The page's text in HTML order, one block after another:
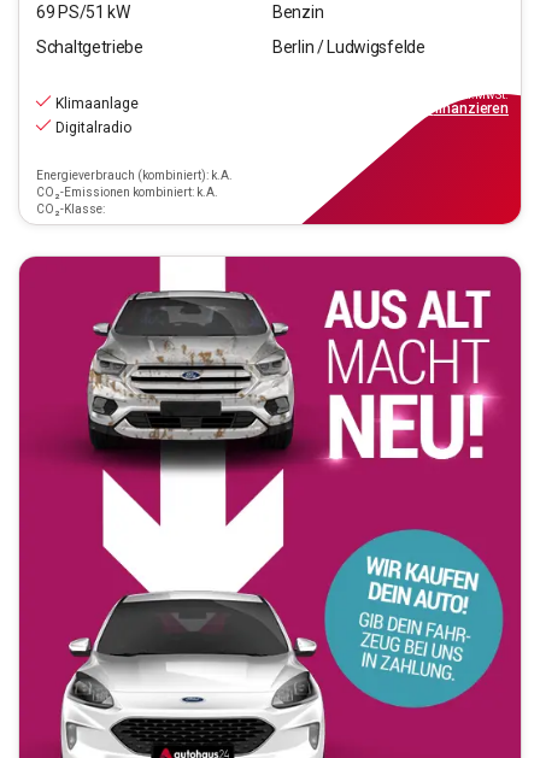
69 PS/51 kW
Benzin
Schaltgetriebe
Berlin / Ludwigsfelde
Klimaanlage
Digitalradio
Energieverbrauch (kombiniert): k.A.
CO₂-Emissionen kombiniert: k.A.
CO₂-Klasse:
inkl.MwSt.
finanzieren